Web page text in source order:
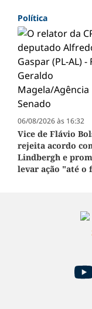
Política
06/08/2026 às 16:32
Vice de Flávio
rejeita acordo
Lindbergh e
levar ação "até o